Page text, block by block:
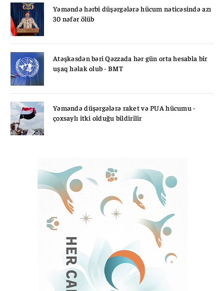
Yəməndə hərbi düşərgələrə hücum nəticəsində azı
30 nəfər ölüb
Atəşkəsdən bəri Qəzzada hər gün orta hesabla bir
uşaq həlak olub - BMT
Yəməndə düşərgələrə raket və PUA hücumu -
çoxsaylı itki olduğu bildirilir